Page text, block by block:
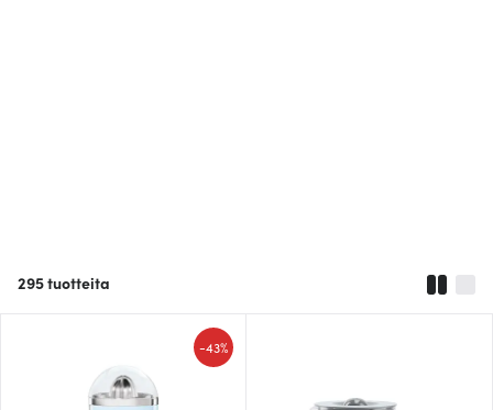
295tuotteita
-43%